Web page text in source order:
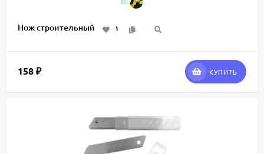
Нож строительный 18мм
158 ₽ КУПИТЬ